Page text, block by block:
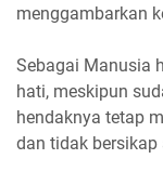
menggambarkan
Sebagai Manusia
hati, meskipun
hendaknya tetap
dan tidak bersikap